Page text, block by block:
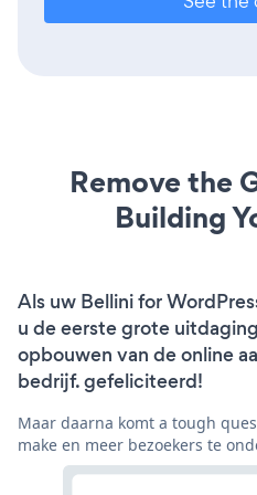
Remove the
Building
Als uw Bellini for
u de eerste grote
opbouwen van de online
bedrijf. gefeliciteerd!
Maar daarna komt a tough
make en meer bezoekers te